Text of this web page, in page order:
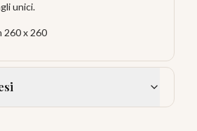
unici.
260 x 260